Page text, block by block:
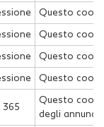
Questo
Questo
Questo
Questo
365
Questo
degli annunci